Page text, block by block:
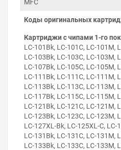
Для обнуления чипа
сделайте следующее:
Извлеките картридж из
Проверьте уровень
дозаправьте при
Плотно состыкуйте
контактами чипа
контакта
Удерживайте контакт
смены индикации с
среднем это занимает 5
Особенности
MFC
Коды оригинальных
Картриджи с чипами 1-го
LC-101Bk, LC-101C, LC-101M,
LC-103Bk, LC-103C, LC-103M,
LC-107Bk, LC-105C, LC-105M,
LC-111Bk, LC-111C, LC-111M,
LC-113Bk, LC-113C, LC-113M,
LC-117Bk, LC-115C, LC-115M,
LC-121Bk, LC-121C, LC-121M,
LC-123Bk, LC-123C, LC-123M,
LC-127XL-Bk, LC-125XL-C, LC-
LC-131Bk, LC-131C, LC-131M,
LC-133Bk, LC-133C, LC-133M,